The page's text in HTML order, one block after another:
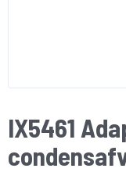
IX5461